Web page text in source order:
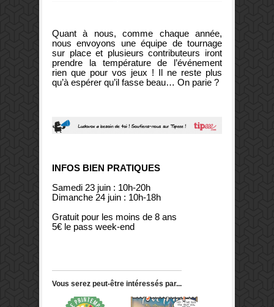
Quant à nous, comme chaque année,
nous envoyons une équipe de tournage
sur place et plusieurs contributeurs iront
prendre la température de l’événement
rien que pour vos jeux ! Il ne reste plus
qu’à espérer qu’il fasse beau… On parie ?
INFOS BIEN PRATIQUES
Samedi 23 juin : 10h-20h
Dimanche 24 juin : 10h-18h
Gratuit pour les moins de 8 ans
5€ le pass week-end
Vous serez peut-être intéressés par...